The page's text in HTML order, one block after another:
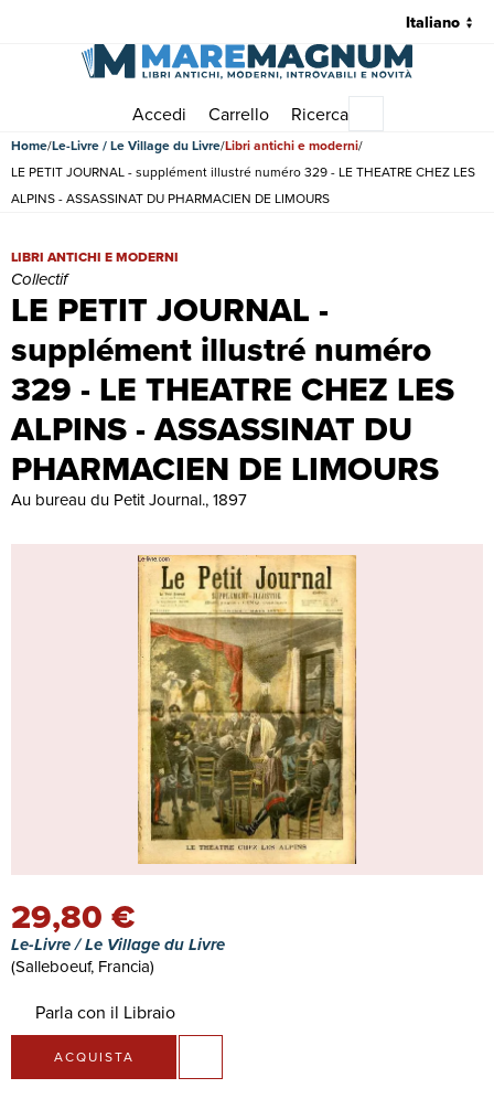
Accedi Carrello Ricerca
Home Le-Livre / Le Village du Livre Libri antichi e moderni
LE PETIT JOURNAL - supplément illustré numéro 329 - LE THEATRE CHEZ LES
ALPINS - ASSASSINAT DU PHARMACIEN DE LIMOURS
LE PETIT JOURNAL -
supplément illustré numéro
329 - LE THEATRE CHEZ LES
ALPINS - ASSASSINAT DU
PHARMACIEN DE LIMOURS
LE PETIT JOURNAL - supplément illustré numéro 329 - LE
LIBRI ANTICHI E MODERNI
Collectif
Au bureau du Petit Journal., 1897
29,80 €
Le-Livre / Le Village du Livre
(Salleboeuf, Francia)
Parla con il Libraio
ACQUISTA